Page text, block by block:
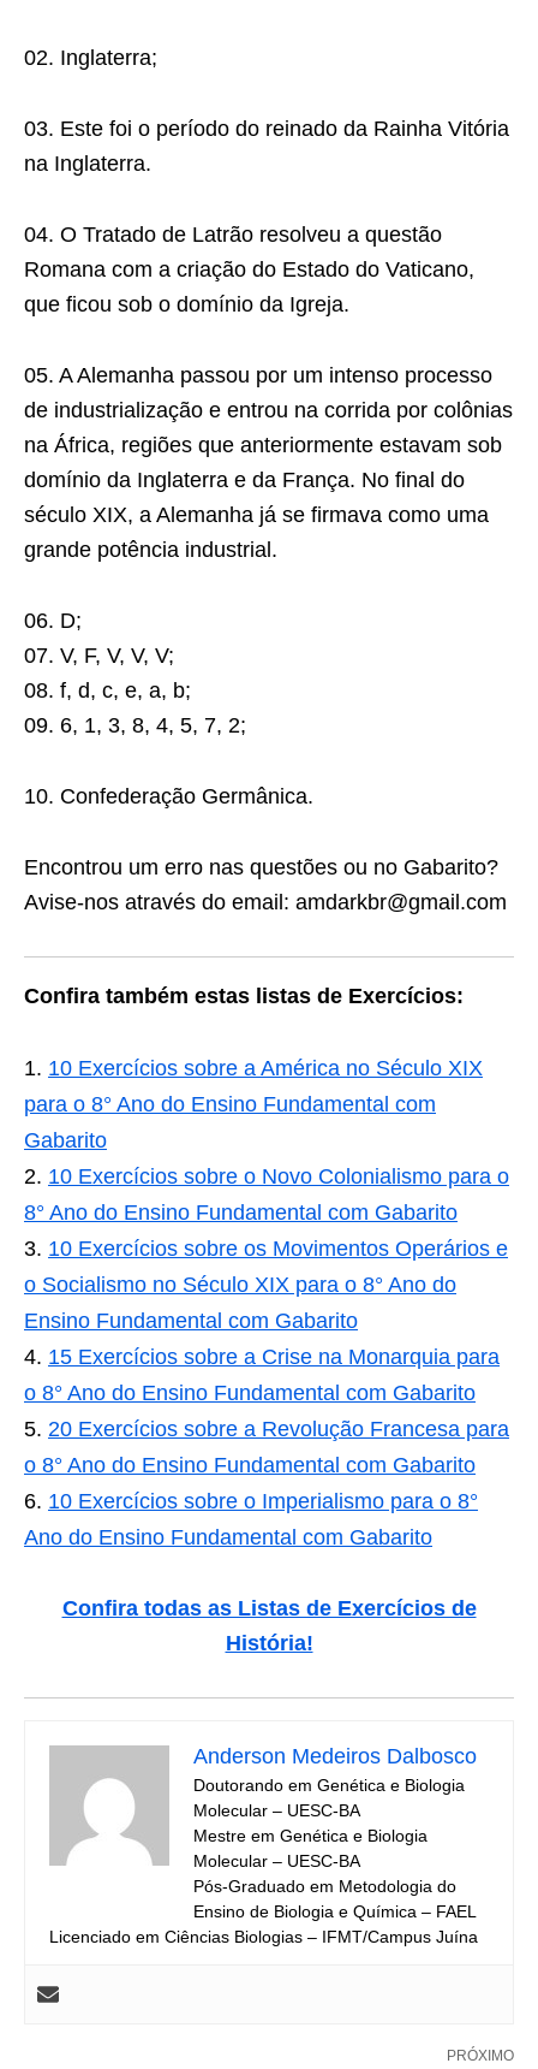
02. Inglaterra;
03. Este foi o período do reinado da Rainha Vitória
na Inglaterra.
04. O Tratado de Latrão resolveu a questão
Romana com a criação do Estado do Vaticano,
que ficou sob o domínio da Igreja.
05. A Alemanha passou por um intenso processo
de industrialização e entrou na corrida por colônias
na África, regiões que anteriormente estavam sob
domínio da Inglaterra e da França. No final do
século XIX, a Alemanha já se firmava como uma
grande potência industrial.
06. D;
07. V, F, V, V, V;
08. f, d, c, e, a, b;
09. 6, 1, 3, 8, 4, 5, 7, 2;
10. Confederação Germânica.
Encontrou um erro nas questões ou no Gabarito?
Avise-nos através do email: amdarkbr@gmail.com
Confira também estas listas de Exercícios:
10 Exercícios sobre a América no Século XIX
para o 8° Ano do Ensino Fundamental com
Gabarito
10 Exercícios sobre o Novo Colonialismo para o
8° Ano do Ensino Fundamental com Gabarito
10 Exercícios sobre os Movimentos Operários e
o Socialismo no Século XIX para o 8° Ano do
Ensino Fundamental com Gabarito
15 Exercícios sobre a Crise na Monarquia para
o 8° Ano do Ensino Fundamental com Gabarito
20 Exercícios sobre a Revolução Francesa para
o 8° Ano do Ensino Fundamental com Gabarito
10 Exercícios sobre o Imperialismo para o 8°
Ano do Ensino Fundamental com Gabarito
Confira todas as Listas de Exercícios de
História!
Anderson Medeiros Dalbosco
Doutorando em Genética e Biologia
Molecular – UESC-BA
Mestre em Genética e Biologia
Molecular – UESC-BA
Pós-Graduado em Metodologia do
Ensino de Biologia e Química – FAEL
Licenciado em Ciências Biologias – IFMT/Campus Juína
PRÓXIMO